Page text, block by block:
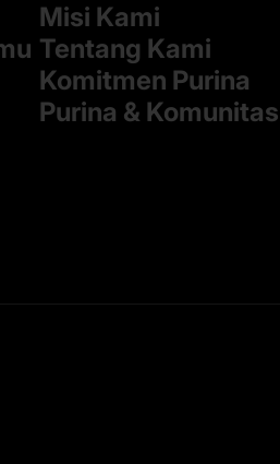
Misi Kami
Tentang Kami
Komitmen Purina
Purina & Komunitas